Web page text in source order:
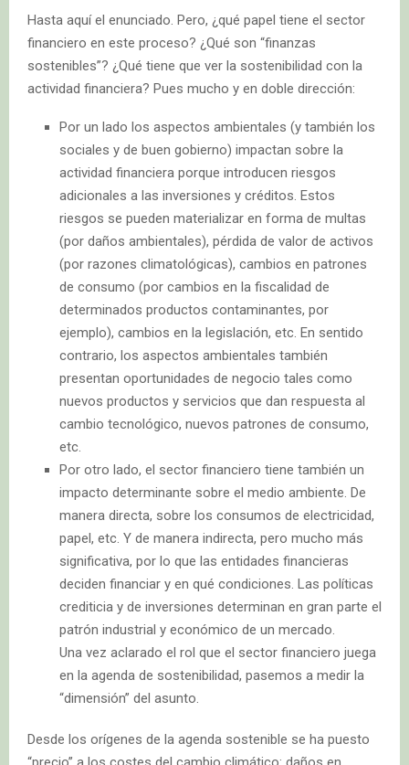
Hasta aquí el enunciado. Pero, ¿qué papel tiene el sector
financiero en este proceso? ¿Qué son “finanzas
sostenibles”? ¿Qué tiene que ver la sostenibilidad con la
actividad financiera? Pues mucho y en doble dirección:
Por un lado los aspectos ambientales (y también los
sociales y de buen gobierno) impactan sobre la
actividad financiera porque introducen riesgos
adicionales a las inversiones y créditos. Estos
riesgos se pueden materializar en forma de multas
(por daños ambientales), pérdida de valor de activos
(por razones climatológicas), cambios en patrones
de consumo (por cambios en la fiscalidad de
determinados productos contaminantes, por
ejemplo), cambios en la legislación, etc. En sentido
contrario, los aspectos ambientales también
presentan oportunidades de negocio tales como
nuevos productos y servicios que dan respuesta al
cambio tecnológico, nuevos patrones de consumo,
etc.
Por otro lado, el sector financiero tiene también un
impacto determinante sobre el medio ambiente. De
manera directa, sobre los consumos de electricidad,
papel, etc. Y de manera indirecta, pero mucho más
significativa, por lo que las entidades financieras
deciden financiar y en qué condiciones. Las políticas
crediticia y de inversiones determinan en gran parte el
patrón industrial y económico de un mercado.
Una vez aclarado el rol que el sector financiero juega
en la agenda de sostenibilidad, pasemos a medir la
“dimensión” del asunto.
Desde los orígenes de la agenda sostenible se ha puesto